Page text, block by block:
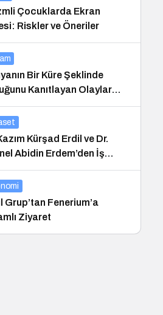
Çocuklarda Ekran
Riskler ve Öneriler
Bir Küre Şeklinde
Kanıtlayan Olaylar
Kürşad Erdil ve Dr.
Abidin Erdem’den İş
Buluşması
Grup’tan Fenerium’a
Ziyaret